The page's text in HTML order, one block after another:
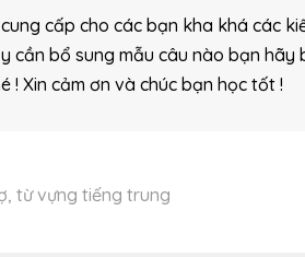
cấp cho các bạn kha khá các
cần bổ sung mẫu câu nào bạn hãy
! Xin cảm ơn và chúc bạn học tốt !
, từ vựng tiếng trung